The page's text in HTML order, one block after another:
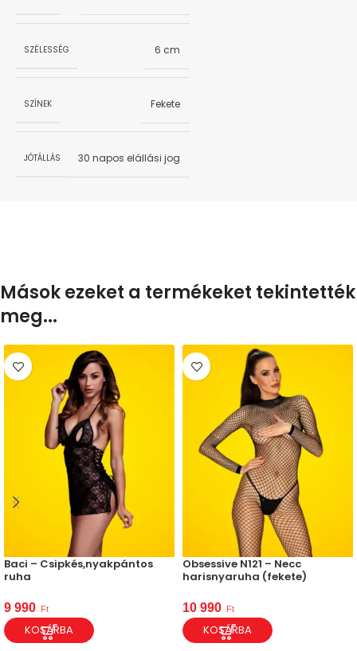
SZÉLESSÉG 6 cm
SZÍNEK Fekete
JÓTÁLLÁS 30 napos elállási jog
Mások ezeket a termékeket tekintették
meg...
Baci – Csipkés,nyakpántos
ruha
9 990 Ft
KOSÁRBA
Obsessive N121 – Necc
harisnyaruha (fekete)
10 990 Ft
KOSÁRBA